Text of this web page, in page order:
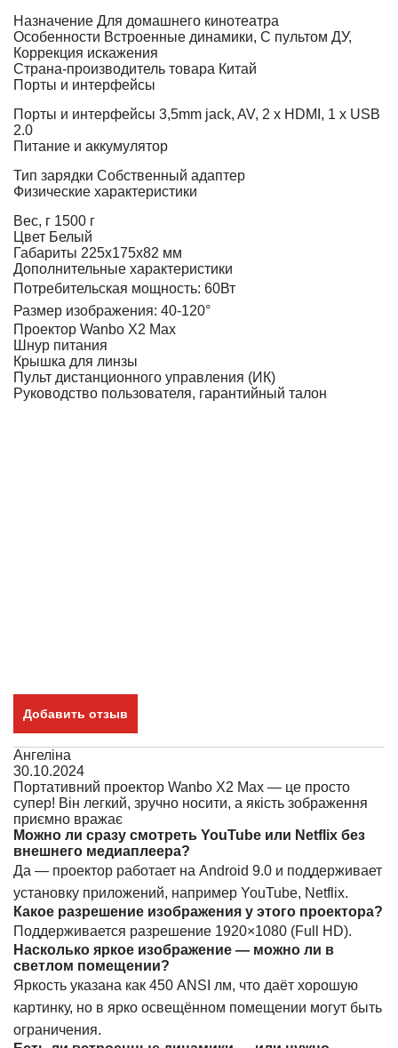
Назначение Для домашнего кинотеатра
Особенности Встроенные динамики, С пультом ДУ,
Коррекция искажения
Страна-производитель товара Китай
Порты и интерфейсы
Порты и интерфейсы 3,5mm jack, AV, 2 x HDMI, 1 x USB
2.0
Питание и аккумулятор
Тип зарядки Собственный адаптер
Физические характеристики
Вес, г 1500 г
Цвет Белый
Габариты 225х175х82 мм
Дополнительные характеристики
Потребительская мощность: 60Вт
Размер изображения: 40-120°
Проектор Wanbo X2 Max
Шнур питания
Крышка для линзы
Пульт дистанционного управления (ИК)
Руководство пользователя, гарантийный талон
Добавить отзыв
Ангеліна
30.10.2024
Портативний проектор Wanbo X2 Max — це просто
супер! Він легкий, зручно носити, а якість зображення
приємно вражає
Можно ли сразу смотреть YouTube или Netflix без
внешнего медиаплеера?
Да — проектор работает на Android 9.0 и поддерживает
установку приложений, например YouTube, Netflix.
Какое разрешение изображения у этого проектора?
Поддерживается разрешение 1920×1080 (Full HD).
Насколько яркое изображение — можно ли в
светлом помещении?
Яркость указана как 450 ANSI лм, что даёт хорошую
картинку, но в ярко освещённом помещении могут быть
ограничения.